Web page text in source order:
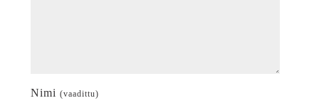
Nimi (vaadittu)